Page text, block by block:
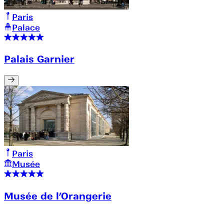
Paris
Palace
Palais Garnier
Paris
Musée
Musée de l’Orangerie